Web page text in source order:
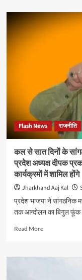
जाएगा
:-
हेमन्त
सरकार
नहीं
स्थल
प्रदान
करे,
भाजपा
बनाएगी
विधानसभा
के
मंदिर
:
सिंह,
Flash News राजनीति
कल से सात दिनों के
प्रदेश अध्यक्ष दीपक
कार्यक्रमों में शामिल होंगे
Jharkhand Aaj Kal
प्रदेश भाजपा ने
तक आन्दोलन का बिगुल फूंक
Read MoreRead
कल